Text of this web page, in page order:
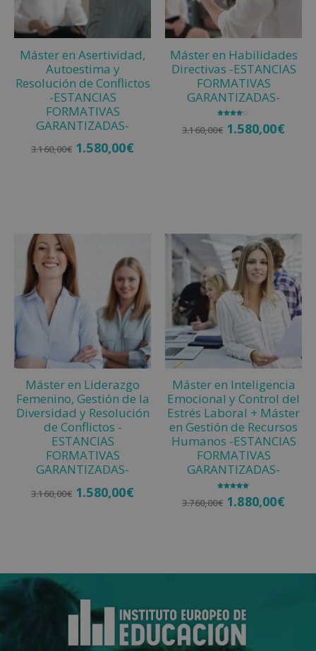
t
i
v
e
Máster en Asertividad,
Autoestima y
Resolución de Conflictos
-ESTANCIAS
FORMATIVAS
GARANTIZADAS-
3.160,00€ 1.580,00€
Máster en Habilidades
Directivas -ESTANCIAS
FORMATIVAS
GARANTIZADAS-
con
4.00
3.160,00€ 1.580,00€
Máster en Liderazgo
Femenino, Gestión de la
Diversidad y Resolución
de Conflictos -
ESTANCIAS
FORMATIVAS
GARANTIZADAS-
3.160,00€ 1.580,00€
Máster en Inteligencia
Emocional y Control del
Estrés Laboral + Máster
en Gestión de Recursos
Humanos -ESTANCIAS
FORMATIVAS
GARANTIZADAS-
con
5.00
3.760,00€ 1.880,00€